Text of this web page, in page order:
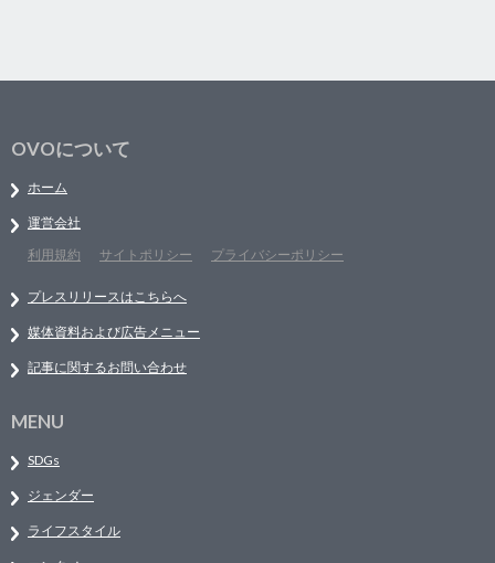
OVOについて
ホーム
運営会社
利用規約
サイトポリシー プライバシーポリシー
プレスリリースはこちらへ
媒体資料および広告メニュー
記事に関するお問い合わせ
MENU
SDGs
ジェンダー
ライフスタイル